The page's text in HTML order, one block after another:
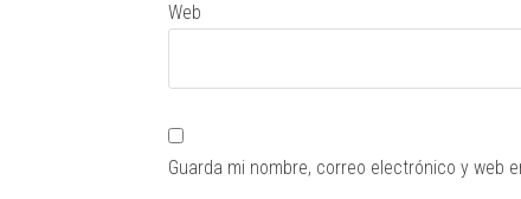
Web
Guarda mi nombre, correo electrónico y web